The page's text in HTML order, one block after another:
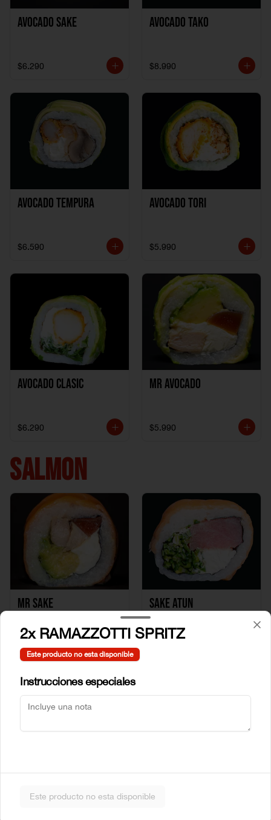
Avocado Sake
$6.290
Avocado Tako
$8.990
Avocado Tempura
$6.590
Avocado Tori
$5.990
Avocado clasic
$6.290
Mr Avocado
$5.990
SALMON
Mr Sake
$5.990
Sake Atun
2x RAMAZZOTTI SPRITZ
Este producto no esta disponible
Instrucciones especiales
Este producto no esta disponible